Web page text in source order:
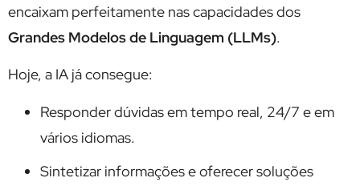
encaixam perfeitamente nas capacidades dos
Grandes Modelos de Linguagem (LLMs).
Hoje, a IA já consegue:
Responder dúvidas em tempo real, 24/7 e em
vários idiomas.
Sintetizar informações e oferecer soluções